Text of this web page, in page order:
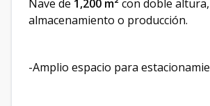
Nave de 1,200 m²con doble
almacenamiento o producción.
-Amplio espacio para